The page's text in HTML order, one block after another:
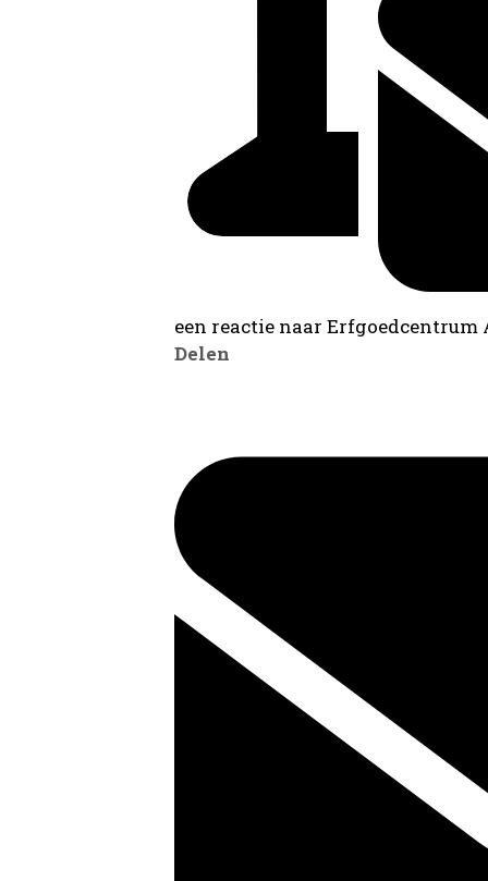
een reactie naar
Delen